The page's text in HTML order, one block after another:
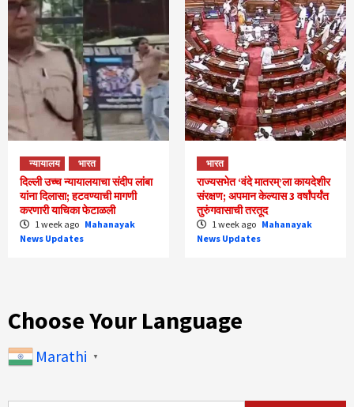
न्यायालय भारत
दिल्ली उच्च न्यायालयाचा संदीप लांबा
यांना दिलासा; हटवण्याची मागणी
करणारी याचिका फेटाळली
1 week ago Mahanayak
News Updates
भारत
राज्यसभेत ‘वंदे मातरम्’ला कायदेशीर
संरक्षण; अपमान केल्यास 3 वर्षांपर्यंत
तुरुंगवासाची तरतूद
1 week ago Mahanayak
News Updates
Choose Your Language
Marathi ▼